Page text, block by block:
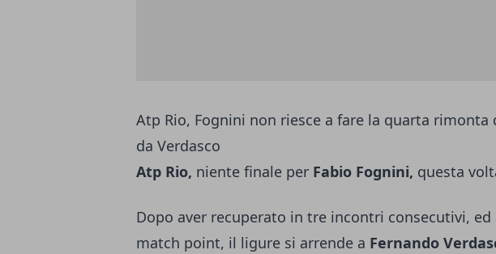
Atp Rio, Fognini non riesce a fare la quarta
da Verdasco
Atp Rio, niente finale per Fabio Fognini, questa
Dopo aver recuperato in tre incontri consecutivi, ed
match point, il ligure si arrende a Fernando